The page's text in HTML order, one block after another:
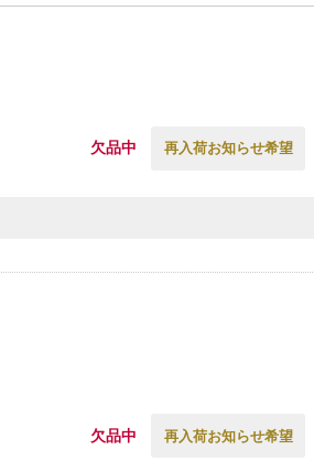
欠品中 再入荷お知らせ希望
欠品中 再入荷お知らせ希望